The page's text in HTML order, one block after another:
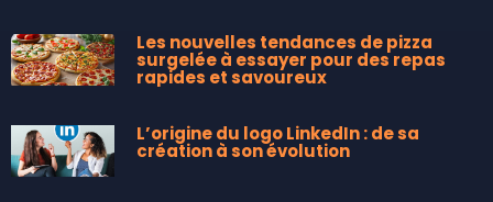
Les nouvelles tendances de pizza
surgelée à essayer pour des repas
rapides et savoureux
L’origine du logo LinkedIn : de sa
création à son évolution